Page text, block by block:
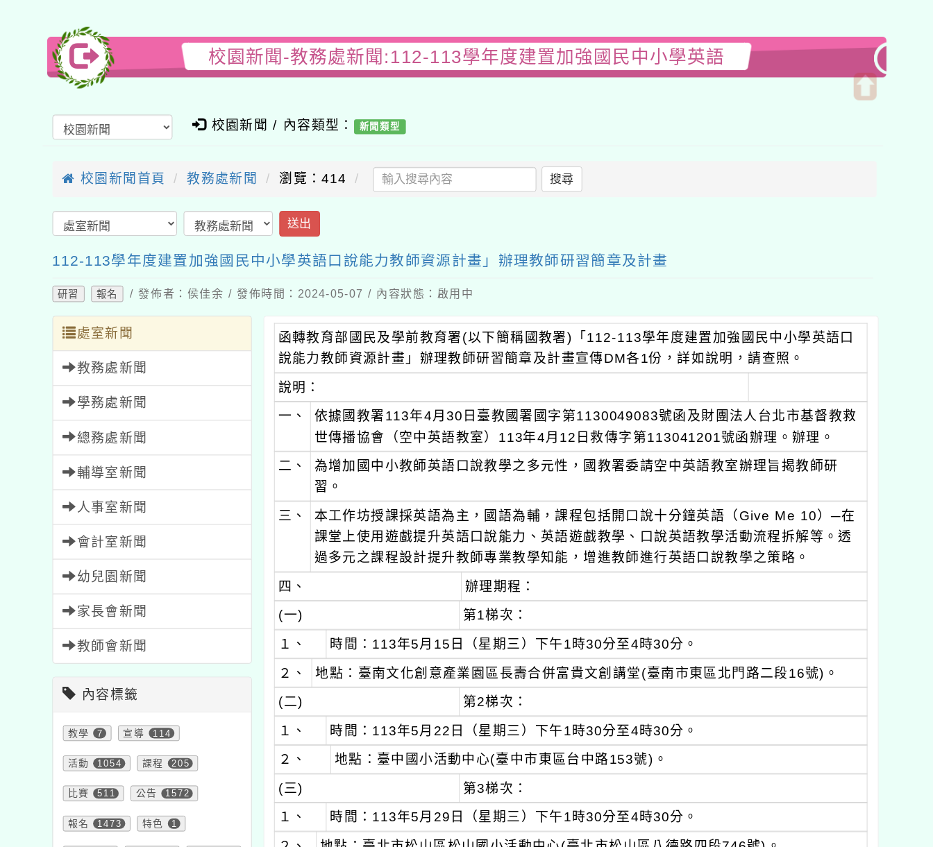
校園新聞-教務處新聞:112-113學年度建置加強國民中小學英語
校園新聞 / 內容類型： 新聞類型
校園新聞首頁 教務處新聞 瀏覽：414 搜尋
送出
112-113學年度建置加強國民中小學英語口說能力教師資源計畫」辦理教師研習簡章及計畫
研習 報名 / 發佈者：侯佳余 / 發佈時間：2024-05-07 / 內容狀態：啟用中
處室新聞
教務處新聞
學務處新聞
總務處新聞
輔導室新聞
人事室新聞
會計室新聞
幼兒園新聞
家長會新聞
教師會新聞
內容標籤
教學 7 宣導 114
活動 1054 課程 205
比賽 511 公告 1572
報名 1473 特色 1
函轉教育部國民及學前教育署(以下簡稱國教署)「112-113學年度建置加強國民中小學英語口
說能力教師資源計畫」辦理教師研習簡章及計畫宣傳DM各1份，詳如說明，請查照。
說明：
一、 依據國教署113年4月30日臺教國署國字第1130049083號函及財團法人台北市基督教救
世傳播協會（空中英語教室）113年4月12日救傳字第113041201號函辦理。辦理。
二、
為增加國中小教師英語口說教學之多元性，國教署委請空中英語教室辦理旨揭教師研
習。
三、
本工作坊授課採英語為主，國語為輔，課程包括開口說十分鐘英語（Give Me 10）─在
課堂上使用遊戲提升英語口說能力、英語遊戲教學、口說英語教學活動流程拆解等。透
過多元之課程設計提升教師專業教學知能，增進教師進行英語口說教學之策略。
四、
辦理期程：
(一) 第1梯次：
１、
時間：113年5月15日（星期三）下午1時30分至4時30分。
２、
地點：臺南文化創意產業園區長壽合併富貴文創講堂(臺南市東區北門路二段16號)。
(二)
第2梯次：
１、
時間：113年5月22日（星期三）下午1時30分至4時30分。
２、 地點：臺中國小活動中心(臺中市東區台中路153號)。
(三) 第3梯次：
１、
時間：113年5月29日（星期三）下午1時30分至4時30分。